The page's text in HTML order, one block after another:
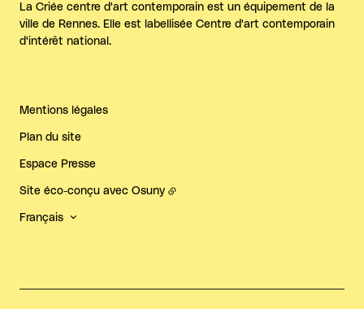
La Criée centre d'art contemporain est un équipement de la
ville de Rennes. Elle est labellisée Centre d'art contemporain
d'intérêt national.
Mentions légales
Plan du site
Espace Presse
Site éco-conçu avec Osuny
Français